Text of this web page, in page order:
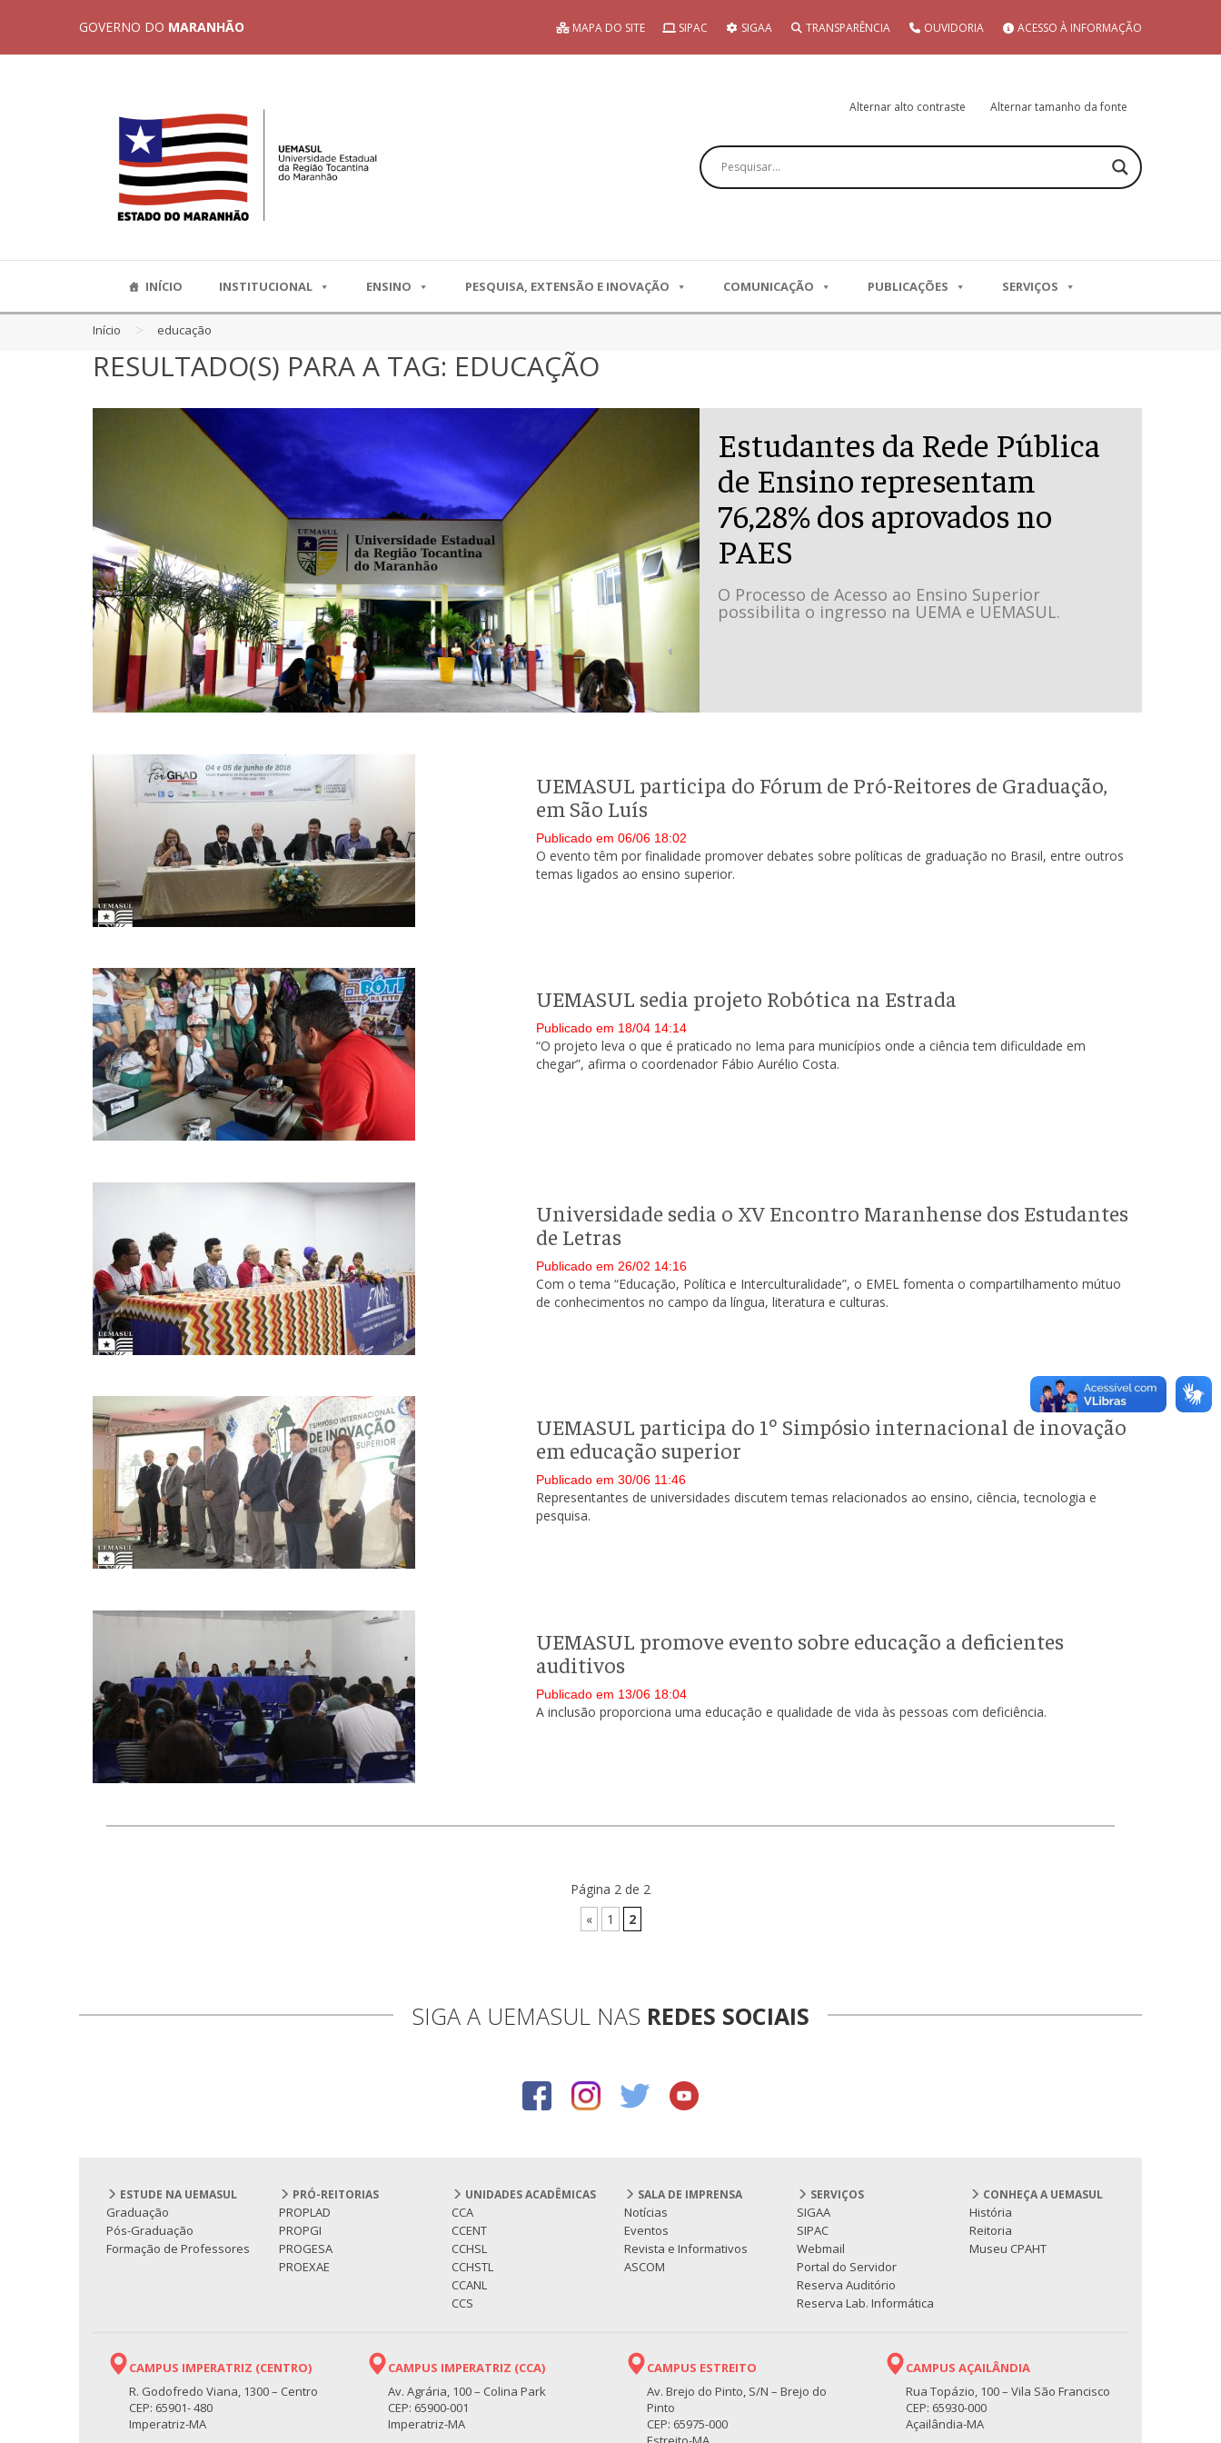
GOVERNO DO MARANHÃO MAPA DO SITE SIPAC SIGAA TRANSPARÊNCIA OUVIDORIA ACESSO À INFORMAÇÃO
Alternar alto contraste Alternar tamanho da fonte
Pesquisar
INÍCIO INSTITUCIONAL ENSINO PESQUISA, EXTENSÃO E INOVAÇÃO COMUNICAÇÃO PUBLICAÇÕES SERVIÇOS
Início > educação
RESULTADO(S) PARA A TAG: EDUCAÇÃO
Estudantes da Rede Pública
de Ensino representam
76,28% dos aprovados no
PAES
O Processo de Acesso ao Ensino Superior
possibilita o ingresso na UEMA e UEMASUL.
UEMASUL participa do Fórum de Pró-Reitores de Graduação,
em São Luís
Publicado em 06/06 18:02
O evento têm por finalidade promover debates sobre políticas de graduação no Brasil, entre outros
temas ligados ao ensino superior.
UEMASUL sedia projeto Robótica na Estrada
Publicado em 18/04 14:14
“O projeto leva o que é praticado no Iema para municípios onde a ciência tem dificuldade em
chegar”, afirma o coordenador Fábio Aurélio Costa.
Universidade sedia o XV Encontro Maranhense dos Estudantes
de Letras
Publicado em 26/02 14:16
Com o tema “Educação, Política e Interculturalidade”, o EMEL fomenta o compartilhamento mútuo
de conhecimentos no campo da língua, literatura e culturas.
UEMASUL participa do 1º Simpósio internacional de inovação
em educação superior
Publicado em 30/06 11:46
Representantes de universidades discutem temas relacionados ao ensino, ciência, tecnologia e
pesquisa.
UEMASUL promove evento sobre educação a deficientes
auditivos
Publicado em 13/06 18:04
A inclusão proporciona uma educação e qualidade de vida às pessoas com deficiência.
Página 2 de 2
«
1 2
SIGA A UEMASUL NAS REDES SOCIAIS
ESTUDE NA UEMASUL
Graduação
Pós-Graduação
Formação de Professores
PRÓ-REITORIAS
PROPLAD
PROPGI
PROGESA
PROEXAE
UNIDADES ACADÊMICAS
CCA
CCENT
CCHSL
CCHSTL
CCANL
CCS
SALA DE IMPRENSA
Notícias
Eventos
Revista e Informativos
ASCOM
SERVIÇOS
SIGAA
SIPAC
Webmail
Portal do Servidor
Reserva Auditório
Reserva Lab. Informática
CONHEÇA A UEMASUL
História
Reitoria
Museu CPAHT
CAMPUS IMPERATRIZ (CENTRO)
R. Godofredo Viana, 1300 – Centro
CEP: 65901- 480
Imperatriz-MA
CAMPUS IMPERATRIZ (CCA)
Av. Agrária, 100 – Colina Park
CEP: 65900-001
Imperatriz-MA
CAMPUS ESTREITO
Av. Brejo do Pinto, S/N – Brejo do
Pinto
CEP: 65975-000
CAMPUS AÇAILÂNDIA
Rua Topázio, 100 – Vila São Francisco
CEP: 65930-000
Açailândia-MA